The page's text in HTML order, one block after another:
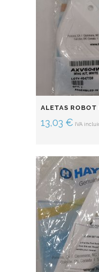
ALETAS ROBOT
13,03 € IVA